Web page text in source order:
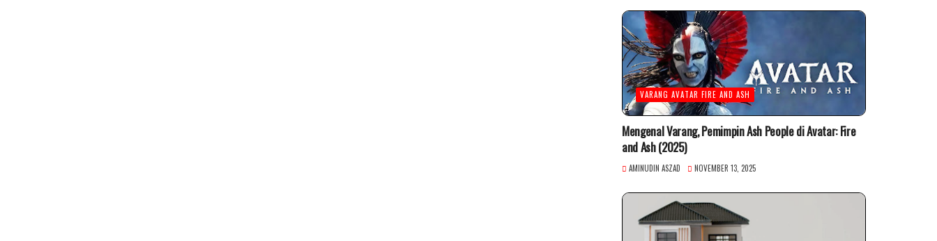
VARANG AVATAR FIRE AND ASH
Mengenal Varang, Pemimpin Ash People di Avatar: Fire
and Ash (2025)
AMINUDIN ASZAD NOVEMBER 13, 2025